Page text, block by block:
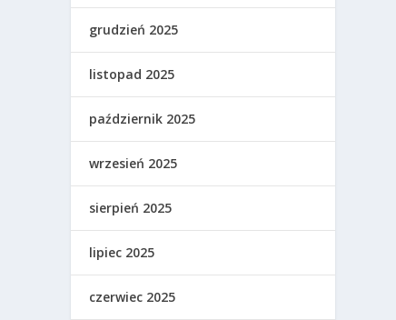
grudzień 2025
listopad 2025
październik 2025
wrzesień 2025
sierpień 2025
lipiec 2025
czerwiec 2025